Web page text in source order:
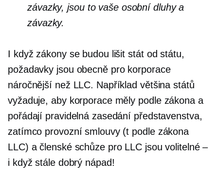
závazky, jsou to vaše osobní dluhy a
závazky.
I když zákony se budou lišitstát od státu,
požadavky jsou obecně pro korporace
náročnější než LLC. Například většina států
vyžaduje, aby korporace měly podle zákonaa
pořádají pravidelná zasedání představenstva,
zatímco provozní smlouvy (t podle zákona
LLC) a členské schůze pro LLC jsou volitelné –
i když stále dobrý nápad!